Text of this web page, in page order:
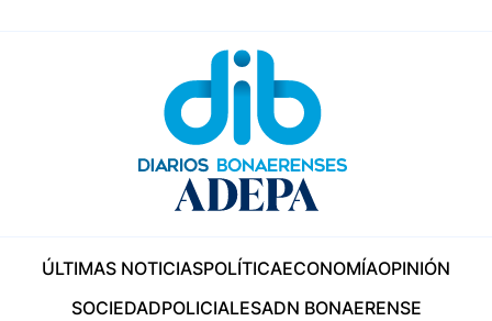
ÚLTIMAS NOTICIASPOLÍTICAECONOMÍAOPINIÓN
SOCIEDADPOLICIALESADN BONAERENSE